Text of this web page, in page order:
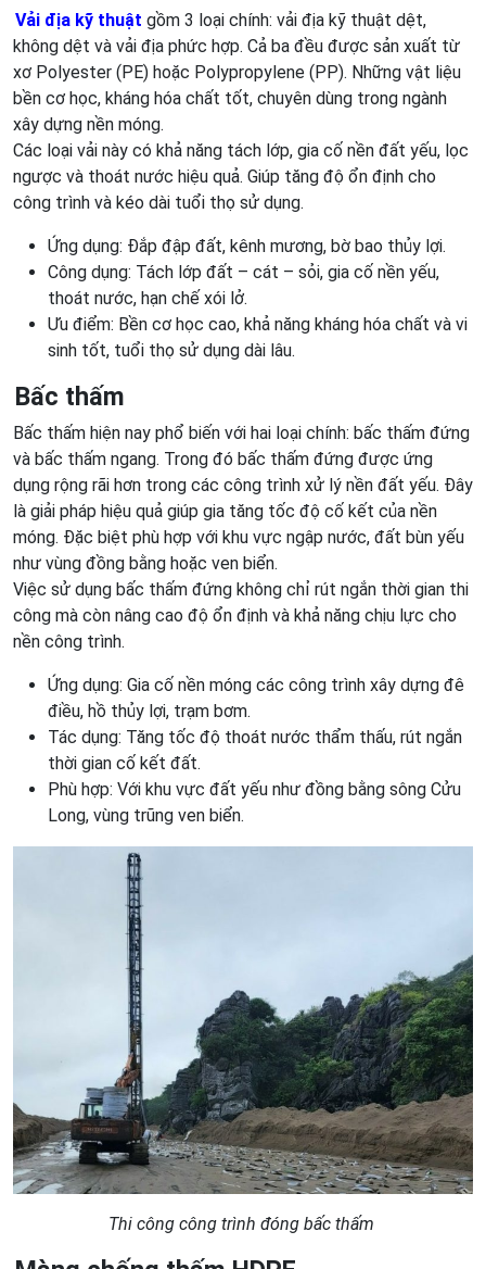
Vải địa kỹ thuật gồm 3 loại chính: vải địa kỹ thuật dệt,
không dệt và vải địa phức hợp. Cả ba đều được sản xuất từ
xơ Polyester (PE) hoặc Polypropylene (PP). Những vật liệu
bền cơ học, kháng hóa chất tốt, chuyên dùng trong ngành
xây dựng nền móng.
Các loại vải này có khả năng tách lớp, gia cố nền đất yếu, lọc
ngược và thoát nước hiệu quả. Giúp tăng độ ổn định cho
công trình và kéo dài tuổi thọ sử dụng.
Ứng dụng: Đắp đập đất, kênh mương, bờ bao thủy lợi.
Công dụng: Tách lớp đất – cát – sỏi, gia cố nền yếu,
thoát nước, hạn chế xói lở.
Ưu điểm: Bền cơ học cao, khả năng kháng hóa chất và vi
sinh tốt, tuổi thọ sử dụng dài lâu.
Bấc thấm
Bấc thấm hiện nay phổ biến với hai loại chính: bấc thấm đứng
và bấc thấm ngang. Trong đó bấc thấm đứng được ứng
dụng rộng rãi hơn trong các công trình xử lý nền đất yếu. Đây
là giải pháp hiệu quả giúp gia tăng tốc độ cố kết của nền
móng. Đặc biệt phù hợp với khu vực ngập nước, đất bùn yếu
như vùng đồng bằng hoặc ven biển.
Việc sử dụng bấc thấm đứng không chỉ rút ngắn thời gian thi
công mà còn nâng cao độ ổn định và khả năng chịu lực cho
nền công trình.
Ứng dụng: Gia cố nền móng các công trình xây dựng đê
điều, hồ thủy lợi, trạm bơm.
Tác dụng: Tăng tốc độ thoát nước thẩm thấu, rút ngắn
thời gian cố kết đất.
Phù hợp: Với khu vực đất yếu như đồng bằng sông Cửu
Long, vùng trũng ven biển.
Thi công công trình đóng bấc thấm